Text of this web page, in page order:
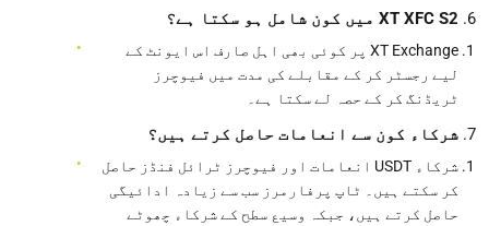
XT XFC S2 میں کون شامل ہو سکتا ہے؟
XT Exchange پر کوئی بھی اہل صارف اس ایونٹ کے
لیے رجسٹر کر کے مقابلے کی مدت میں فیوچرز
ٹریڈنگ کر کے حصہ لے سکتا ہے۔
شرکاء کون سے انعامات حاصل کرتے ہیں؟
شرکاء USDT انعامات اور فیوچرز ٹرائل فنڈز حاصل
کر سکتے ہیں۔ ٹاپ پرفارمرز سب سے زیادہ ادائیگی
حاصل کرتے ہیں، جبکہ وسیع سطح کے شرکاء چھوٹے